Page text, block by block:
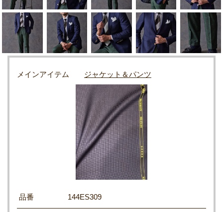
メインアイテム ジャケット＆パンツ
品番 144ES309